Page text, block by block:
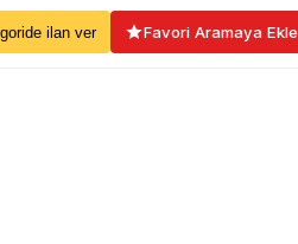
ilan ver Favori Aramaya Ekle
Seçin